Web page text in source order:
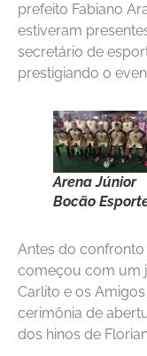
prefeito Fabiano
estiveram
secretário de
prestigiando o
Arena Júnior
Bocão
Antes do
começou com um
Carlito e os
cerimônia de
dos hinos de